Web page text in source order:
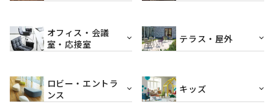
オフィス・会議
室・応接室
テラス・屋外
ロビー・エントラ
ンス
キッズ